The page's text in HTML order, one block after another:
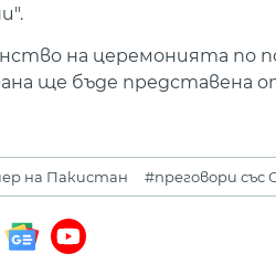
на церемонията по
ще бъде представена
на Пакистан #преговори със